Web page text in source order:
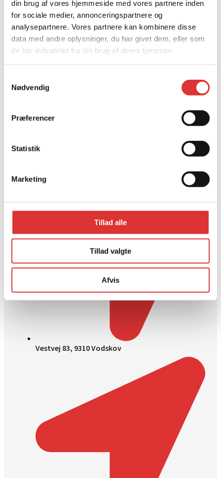
din brug af vores hjemmeside med vores partnere inden
for sociale medier, annonceringspartnere og
analysepartnere. Vores partnere kan kombinere disse
data med andre oplysninger, du har givet dem, eller som
de har indsamlet fra din brug af deres tjenester.
Nødvendig
Præferencer
Statistik
Marketing
Tillad alle
Tillad valgte
Afvis
Relaterede produkter
Vestvej 83, 9310 Vodskov